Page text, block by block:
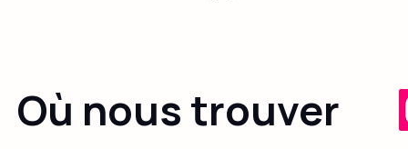
Où nous trouver